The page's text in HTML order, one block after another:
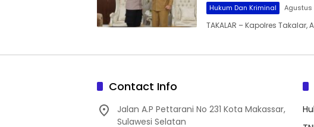
Hukum Dan Kriminal Agustus
TAKALAR – Kapolres Takalar,
Contact Info
Jalan A.P Pettarani No 231 Kota Makassar,
Sulawesi Selatan